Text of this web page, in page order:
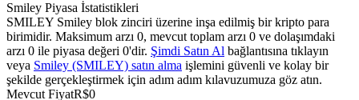
USDC Vadeli İşlemleri
USDC'yi teminat olarak kullanan vadeli işlemler
Smiley Piyasa İstatistikleri
SMILEY Smiley blok zinciri üzerine inşa edilmiş bir kripto para
birimidir. Maksimum arzı 0, mevcut toplam arzı 0 ve dolaşımdaki
arzı 0 ile piyasa değeri 0'dir. Şimdi Satın Al bağlantısına tıklayın
veya Smiley (SMILEY) satın alma işlemini güvenli ve kolay bir
şekilde gerçekleştirmek için adım adım kılavuzumuza göz atın.
Mevcut FiyatR$0